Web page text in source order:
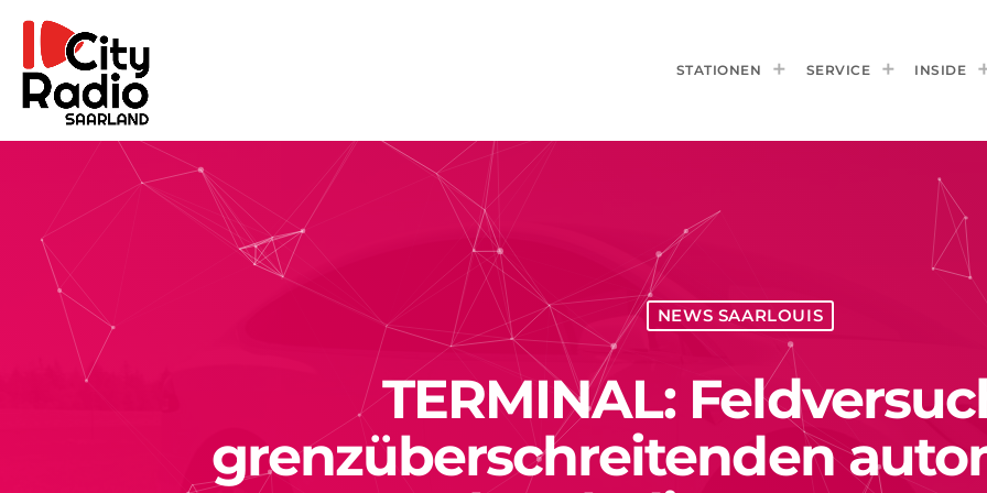
STATIONEN SERVICE INSIDE
NEWS SAARLOUIS
TERMINAL:
grenzüberschreitenden